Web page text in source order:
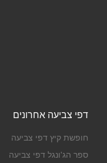
דפי צביעה אחרונים
חופשת קיץ דפי צביעה
ספר הג'ונגל דפי צביעה